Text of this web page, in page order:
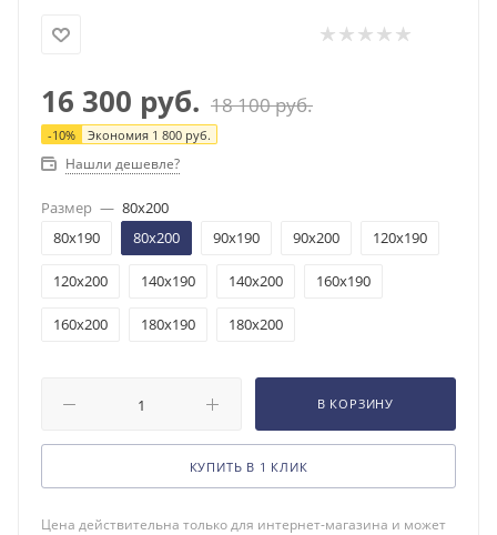
16 300 руб. 18 100руб.
-10% Экономия 1 800 руб.
Нашли дешевле?
Размер — 80x200
80x190
80x200 90x190 90x200 120x190
120x200 140x190 140x200 160x190
160x200 180x190 180x200
В КОРЗИНУ
КУПИТЬ В 1 КЛИК
Цена действительна только для интернет-магазина и может